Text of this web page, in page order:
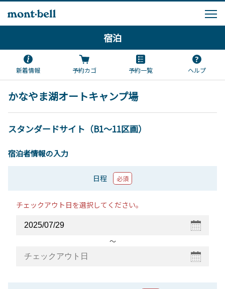
宿泊
新着情報 予約カゴ 予約一覧 ヘルプ
かなやま湖オートキャンプ場
スタンダードサイト（B1～11区画）
宿泊者情報の入力
日程 必須
チェックアウト日を選択してください。
〜